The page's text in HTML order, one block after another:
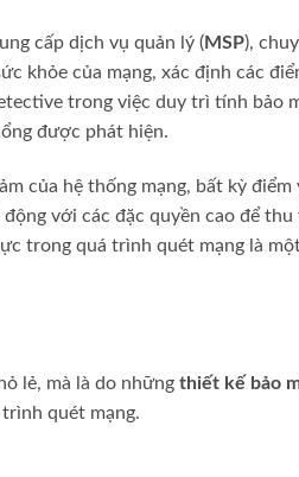
cấp dịch vụ quản lý (MSP),
khỏe của mạng, xác định các
trong việc duy trì tính bảo
được phát hiện.
của hệ thống mạng, bất kỳ điểm
với các đặc quyền cao để
trong quá trình quét mạng là
lẻ, mà là do nhữngthiết kế bảo
quét mạng.